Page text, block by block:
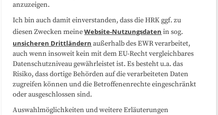
Sitemap
Folgen Sie uns
anzuzeigen.
Ich bin auch damit einverstanden, dass die HRK ggf. zu
diesen Zwecken meineWebsite-Nutzungsdaten in sog.
unsicheren Drittländern außerhalb des EWR verarbeitet,
auch wenn insoweit kein mit dem EU-Recht vergleichbares
Datenschutzniveau gewährleistet ist. Es besteht u.a. das
Risiko, dass dortige Behörden auf die verarbeiteten Daten
zugreifen können und die Betroffenenrechte eingeschränkt
oder ausgeschlossen sind.
Auswahlmöglichkeiten und weitere Erläuterungen